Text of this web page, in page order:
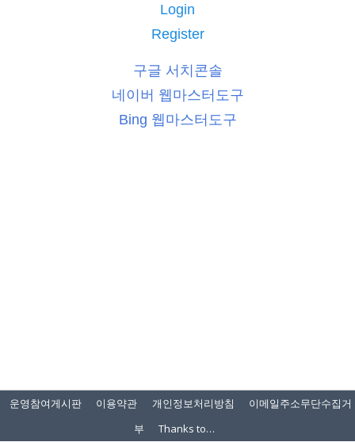
Login
Register
구글 서치콘솔
네이버 웹마스터도구
Bing 웹마스터도구
운영참여게시판 이용약관 개인정보처리방침
이메일주소무단수집거
부
Thanks to…